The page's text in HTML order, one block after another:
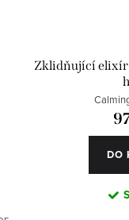
Zklidňující
DO